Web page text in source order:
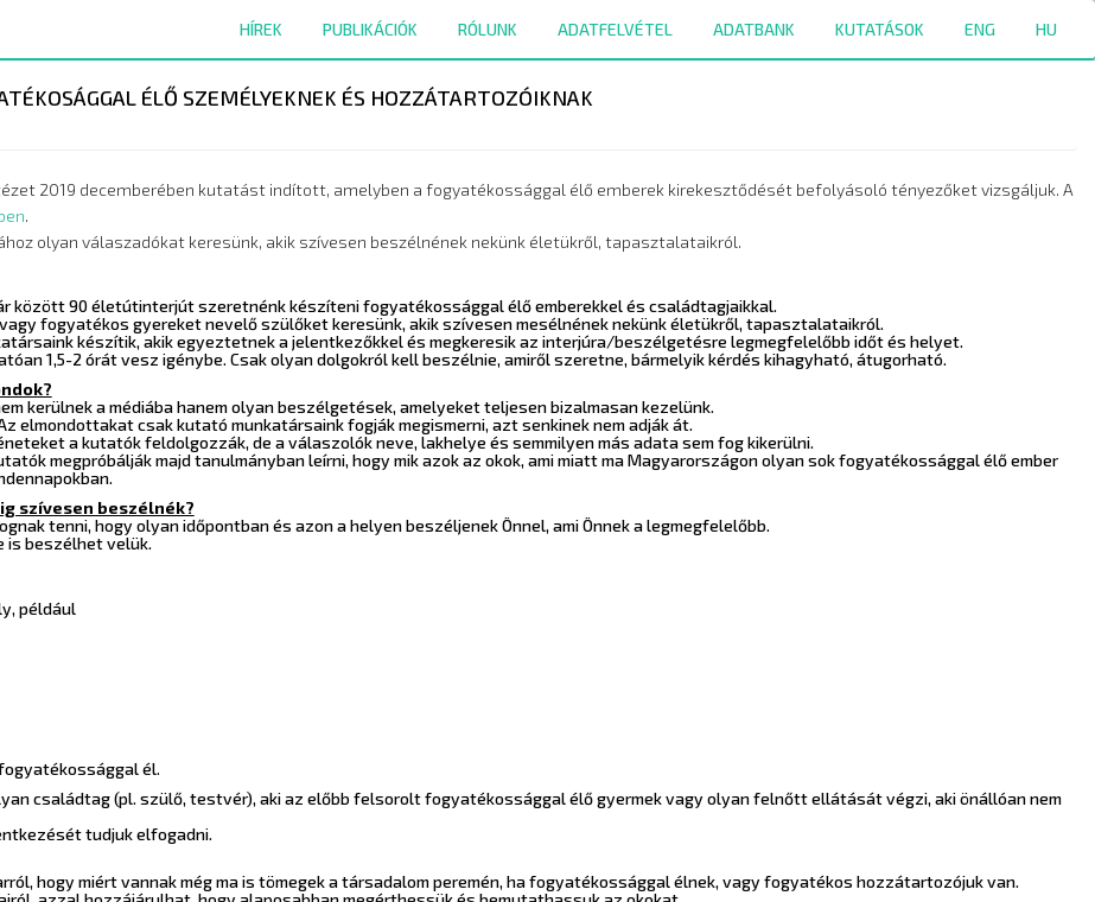
HÍREK PUBLIKÁCIÓK RÓLUNK ADATFELVÉTEL ADATBANK KUTATÁSOK ENG HU
ÉLŐ SZEMÉLYEKNEK ÉS HOZZÁTARTOZÓIKNAK
2019 decemberében kutatást indított, amelyben a fogyatékossággal élő emberek kirekesztődését befolyásoló tényezőket vizsgáljuk. A
.
olyan válaszadókat keresünk, akik szívesen beszélnének nekünk életükről, tapasztalataikról.
között 90 életútinterjút szeretnénk készíteni fogyatékossággal élő emberekkel és családtagjaikkal.
fogyatékos gyereket nevelő szülőket keresünk, akik szívesen mesélnének nekünk életükről, tapasztalataikról.
készítik, akik egyeztetnek a jelentkezőkkel és megkeresik az interjúra/beszélgetésre legmegfelelőbb időt és helyet.
1,5-2 órát vesz igénybe. Csak olyan dolgokról kell beszélnie, amiről szeretne, bármelyik kérdés kihagyható, átugorható.
kerülnek a médiába hanem olyan beszélgetések, amelyeket teljesen bizalmasan kezelünk.
elmondottakat csak kutató munkatársaink fogják megismerni, azt senkinek nem adják át.
a kutatók feldolgozzák, de a válaszolók neve, lakhelye és semmilyen más adata sem fog kikerülni.
megpróbálják majd tanulmányban leírni, hogy mik azok az okok, ami miatt ma Magyarországon olyan sok fogyatékossággal élő ember
szívesen beszélnék?
tenni, hogy olyan időpontban és azon a helyen beszéljenek Önnel, ami Önnek a legmegfelelőbb.
is beszélhet velük.
például
él.
családtag (pl. szülő, testvér), aki az előbb felsorolt fogyatékossággal élő gyermek vagy olyan felnőtt ellátását végzi, aki önállóan nem
tudjuk elfogadni.
hogy miért vannak még ma is tömegek a társadalom peremén, ha fogyatékossággal élnek, vagy fogyatékos hozzátartozójuk van.